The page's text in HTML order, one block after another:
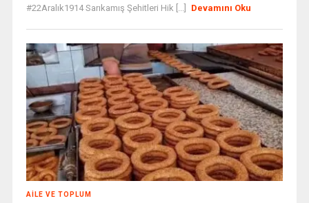
#22Aralık1914 Sarıkamış Şehitleri Hik [...]
Devamını Oku
AILE VE TOPLUM